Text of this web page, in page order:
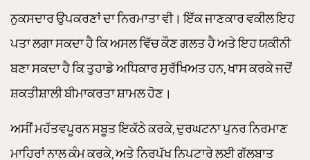
ਨੁਕਸਦਾਰ ਉਪਕਰਣਾਂ ਦਾ ਨਿਰਮਾਤਾ ਵੀ। ਇੱਕ ਜਾਣਕਾਰ ਵਕੀਲ ਇਹ
ਪਤਾ ਲਗਾ ਸਕਦਾ ਹੈ ਕਿ ਅਸਲ ਵਿੱਚ ਕੌਣ ਗਲਤ ਹੈ ਅਤੇ ਇਹ ਯਕੀਨੀ
ਬਣਾ ਸਕਦਾ ਹੈ ਕਿ ਤੁਹਾਡੇ ਅਧਿਕਾਰ ਸੁਰੱਖਿਅਤ ਹਨ, ਖਾਸ ਕਰਕੇ ਜਦੋਂ
ਸ਼ਕਤੀਸ਼ਾਲੀ ਬੀਮਾਕਰਤਾ ਸ਼ਾਮਲ ਹੋਣ।
ਅਸੀਂ ਮਹੱਤਵਪੂਰਨ ਸਬੂਤ ਇਕੱਠੇ ਕਰਕੇ, ਦੁਰਘਟਨਾ ਪੁਨਰ ਨਿਰਮਾਣ
ਮਾਹਿਰਾਂ ਨਾਲ ਕੰਮ ਕਰਕੇ, ਅਤੇ ਨਿਰਪੱਖ ਨਿਪਟਾਰੇ ਲਈ ਗੱਲਬਾਤ